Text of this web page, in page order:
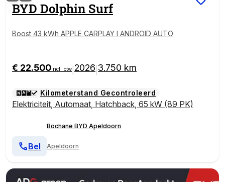
BYD Dolphin Surf
Boost 43 kWh APPLE CARPLAY l ANDROID AUTO
€ 22.500incl. btw 2026 3.750 km
Kilometerstand Gecontroleerd
Elektriciteit, Automaat, Hatchback, 65 kW (89 PK)
Bochane BYD Apeldoorn
Apeldoorn
Bel